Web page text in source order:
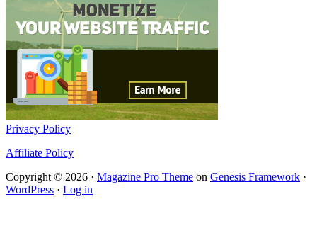
Privacy Policy
Affiliate Policy
Copyright © 2026 · Magazine Pro Theme on Genesis Framework ·
WordPress · Log in